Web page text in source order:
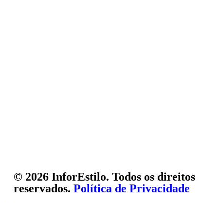
© 2026 InforEstilo. Todos os direitos
reservados. Política de Privacidade